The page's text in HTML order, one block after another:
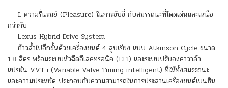
I. ความรื่นรมย์ (Pleasure) ในการขับขี่ กับสมรรถนะที่โดดเด่นและเหนือ
กว่ากับ
Lexus Hybrid Drive System
ก้าวล้ำไปอีกขั้นด้วยเครื่องยนต์ 4 สูบเรียง แบบ Atkinson Cycle ขนาด
1.8 ลิตร พร้อมระบบหัวฉีดอีเลคทรอนิค (EFI) และระบบปรับองศาวาล์ว
แปรผัน VVT-i (Variable Valve Timing-intelligent) ที่ให้ทั้งสมรรถนะ
และความประหยัด ประกอบกับความสามารถในการประสานเครื่องยนต์เบนซิน